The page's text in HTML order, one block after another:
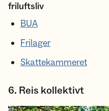
friluftsliv
BUA
Frilager
Skattekammeret
6. Reis kollektivt